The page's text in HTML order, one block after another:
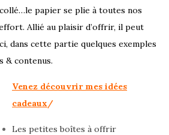
papier se plie à toutes nos
Allié au plaisir d’offrir, il peut
dans cette partie quelques exemples
& contenus.
Venez découvrir mes idées
cadeaux/
Les petites boîtes à offrir